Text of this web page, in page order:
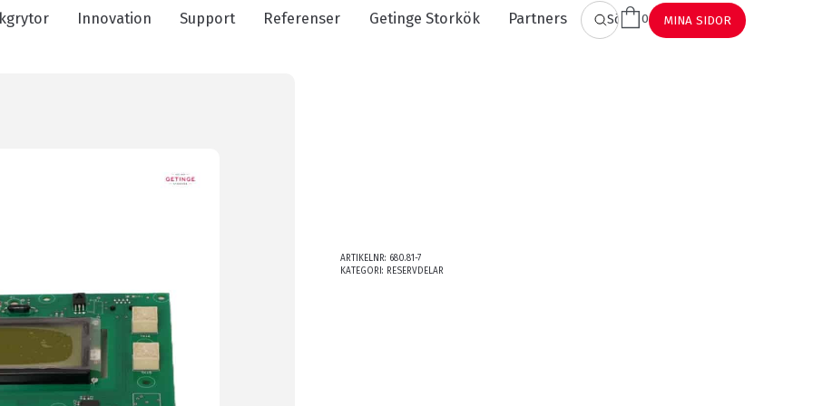
Innovation Support Referenser Getinge Storkök Partners SÖK
0 MINA SIDOR
ARTIKELNR: 680.81-7
KATEGORI: RESERVDELAR